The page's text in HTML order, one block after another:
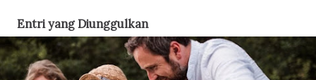
n
g
Entri yang Diunggulkan